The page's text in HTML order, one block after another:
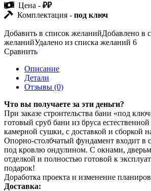
Цена - ₽₽
Комплектация - под ключ
Добавить в список желанийДобавлено в
желанийУдалено из списка желаний 6
Сравнить
Описание
Детали
Отзывы (0)
Что вы получаете за эти деньги?
При заказе строительства бани «под
готовый сруб бани из бруса
камерной сушки, с доставкой и сборкой
Опорно-столбчатый фундамент входит в
под кровлю ондулином. С окнами,
отделкой и полностью готовой к
подарок!
Доработка проекта и изменение
Доставка: